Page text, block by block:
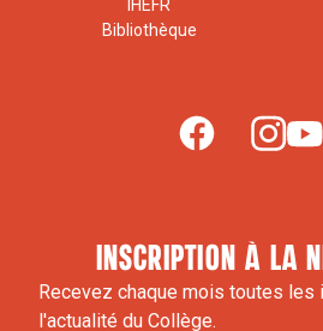
IHEFR
Bibliothèque
inscription à la
Recevez chaque mois toutes les
l'actualité du Collège.